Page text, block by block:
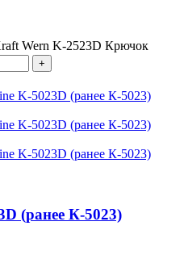
Wern K-2523D Крючок
(ранее К-5023)